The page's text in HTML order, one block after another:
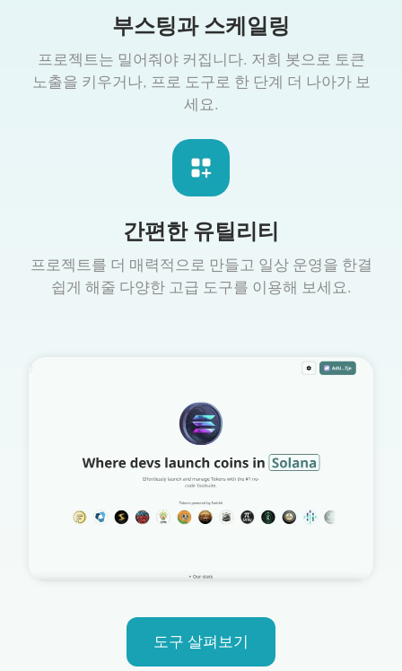
부스팅과 스케일링
프로젝트는 밀어줘야 커집니다. 저희 봇으로 토큰
노출을 키우거나, 프로 도구로 한 단계 더 나아가 보
세요.
간편한 유틸리티
프로젝트를 더 매력적으로 만들고 일상 운영을 한결
쉽게 해줄 다양한 고급 도구를 이용해 보세요.
도구 살펴보기